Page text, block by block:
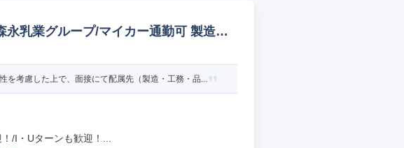
乳業グループ/マイカー通勤可 製造オ
/たばこ)
を考慮した上で、面接にて配属先（製造・工務・品...
/I・Uターンも歓迎！...